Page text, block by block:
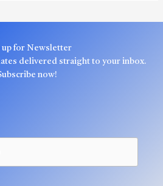
up for Newsletter
delivered straight to your inbox.
now!